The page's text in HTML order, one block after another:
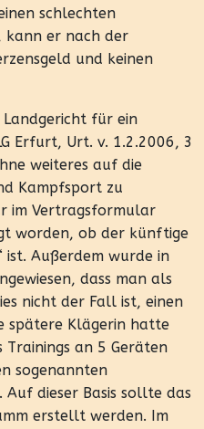
schlechten
kann er nach der
und keinen
Landgericht für ein
Erfurt, Urt. v. 1.2.2006, 3
weiteres auf die
Kampfsport zu
im Vertragsformular
worden, ob der künftige
ist. Außerdem wurde in
dass man als
nicht der Fall ist, einen
spätere Klägerin hatte
Trainings an 5 Geräten
sogenannten
dieser Basis sollte das
erstellt werden. Im